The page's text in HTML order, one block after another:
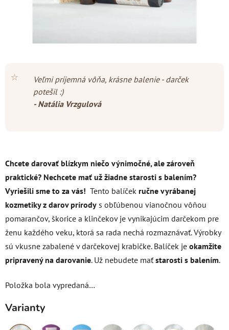
⭐
Veľmi príjemná vôňa, krásne balenie - darček
potešil :)
- Natália Vrzgulová
Chcete darovať blízkym niečo výnimočné, ale zároveň
praktické? Nechcete mať už žiadne starosti s balením?
Vyriešili sme to za vás! Tento balíček ručne vyrábanej
kozmetiky z darov prírody s obľúbenou vianočnou vôňou
pomarančov, škorice a klinčekov je vynikajúcim darčekom pre
ženu každého veku, ktorá sa rada nechá rozmaznávať. Výrobky
sú vkusne zabalené v darčekovej krabičke. Balíček je okamžite
pripravený na darovanie. Už nebudete maťstarosti s balením.
Položka bola vypredaná…
Varianty